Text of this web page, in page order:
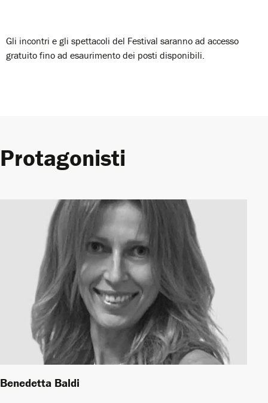
Gli incontri e gli spettacoli del Festival saranno ad accesso
gratuito fino ad esaurimento dei posti disponibili.
Protagonisti
Benedetta Baldi